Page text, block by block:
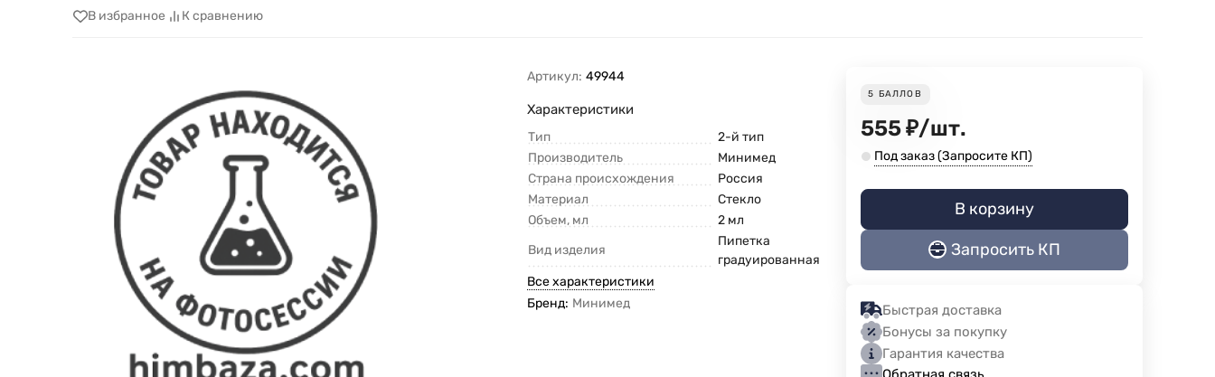
В избранное К сравнению
Артикул: 49944
Характеристики
Тип
2-й тип
Производитель
Минимед
Страна происхождения
Россия
Материал
Стекло
Объем, мл
2 мл
Вид изделия
Пипетка
градуированная
Все характеристики
Бренд: Минимед
5 БАЛЛОВ
555₽/шт.
Под заказ (Запросите КП)
В корзину
Запросить КП
Быстрая доставка
Бонусы за покупку
Гарантия качества